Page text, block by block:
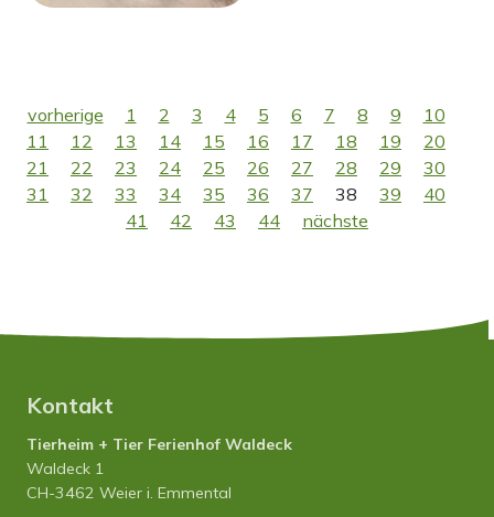
vorherige 1 2 3 4 5 6 7 8 9
10
11
12 13 14 15 16 17 18 19
20
21
22 23 24 25 26 27 28 29
30
31
32 33 34 35 36 37 38 39
40
41
42 43 44 nächste
Kontakt
Tierheim + Tier Ferienhof Waldeck
Waldeck 1
CH-3462 Weier i. Emmental